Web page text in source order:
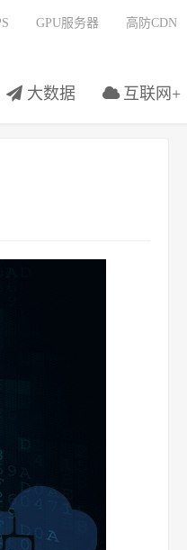
大数据 互联网+
GPU服务器 高防CDN